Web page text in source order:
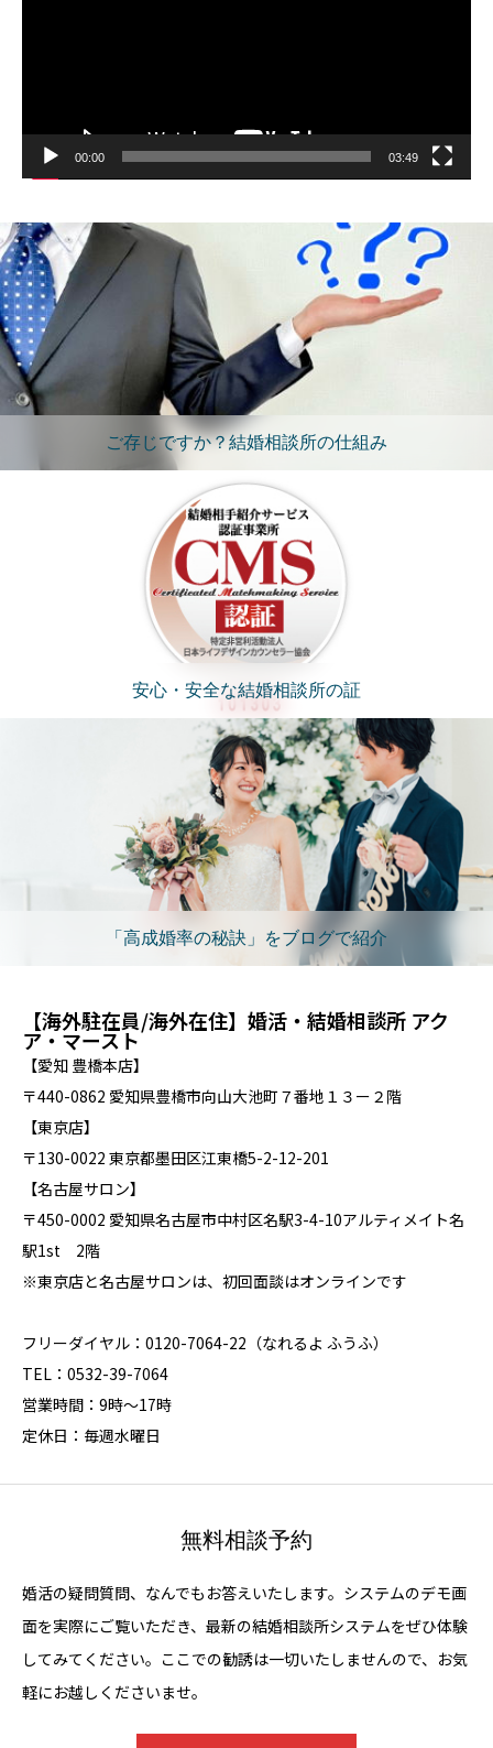
00:00 03:49
ご存じですか？結婚相談所の仕組み
安心・安全な結婚相談所の証
「高成婚率の秘訣」をブログで紹介
【海外駐在員/海外在住】婚活・結婚相談所 アク
ア・マースト
【愛知 豊橋本店】
〒440-0862 愛知県豊橋市向山大池町７番地１３ー２階
【東京店】
〒130-0022 東京都墨田区江東橋5-2-12-201
【名古屋サロン】
〒450-0002 愛知県名古屋市中村区名駅3-4-10アルティメイト名
駅1st 2階
※東京店と名古屋サロンは、初回面談はオンラインです
フリーダイヤル：0120-7064-22（なれるよ ふうふ）
TEL：0532-39-7064
営業時間：9時～17時
定休日：毎週水曜日
無料相談予約
婚活の疑問質問、なんでもお答えいたします。システムのデモ画
面を実際にご覧いただき、最新の結婚相談所システムをぜひ体験
してみてください。ここでの勧誘は一切いたしませんので、お気
軽にお越しくださいませ。